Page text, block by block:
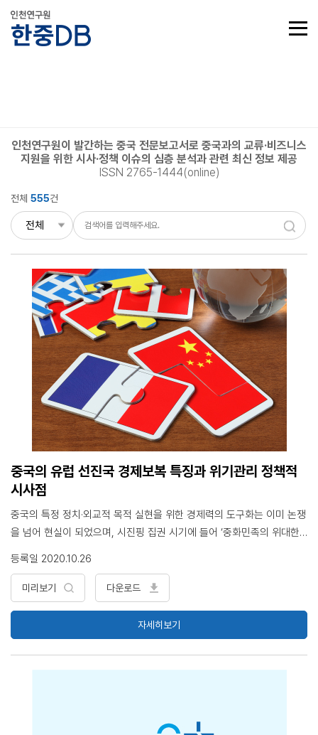
인천연구원이 발간하는 중국 전문보고서로 중국과의 교류·비즈니스
지원을 위한 시사·정책 이슈의 심층 분석과 관련 최신 정보 제공
ISSN 2765-1444(online)
전체 555건
중국의 유럽 선진국 경제보복 특징과 위기관리 정책적
시사점
중국의 특정 정치·외교적 목적 실현을 위한 경제력의 도구화는 이미 논쟁
을 넘어 현실이 되었으며, 시진핑 집권 시기에 들어 ‘중화민족의 위대한
짐. 한중 양국 간에는 소위 말하는 3NO(MD구축, 사드 추가 배치, 한미
일 군사협력) 등 전략적 이슈 외에 양국 국민의 강한 민족주의 정서를 자
극시킬 수 있는 이념적·감정적 문제들이 미해결 상태로 남아 있을 뿐 아
니라 2004년 동북공정을 시작으로 거의 매년 발생 중에 있어 주의가 필
요한 상황임. 한국은 향후에 중국과의 분쟁 발생 가능성을 열어두고, 중
‘길들이기’에 있음을 인지하고 정치·외교적 문제로 접근하는 전략이 필요
등록일 2020.10.26
미리보기 다운로드
자세히보기